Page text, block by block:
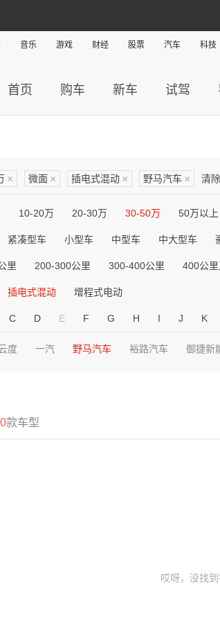
音乐 游戏 财经 股票 汽车 科技
首页 购车 新车 试驾
× 微面 × 插电式混动 × 野马汽车 × 清
10-20万 20-30万 30-50万 50万以上
紧凑型车 小型车 中型车 中大型车
里 200-300公里 300-400公里 400公
插电式混动 增程式电动
C D E F G H I J K
度 一汽 野马汽车 裕路汽车 御捷新
0款车型
哎呀，没找